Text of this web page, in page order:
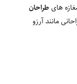
های طراحان
مانند آرزو